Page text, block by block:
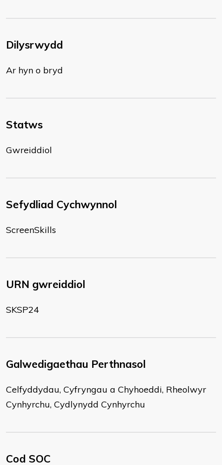
Dilysrwydd
Ar hyn o bryd
Statws
Gwreiddiol
Sefydliad Cychwynnol
ScreenSkills
URN gwreiddiol
SKSP24
Galwedigaethau Perthnasol
Celfyddydau, Cyfryngau a Chyhoeddi, Rheolwyr
Cynhyrchu, Cydlynydd Cynhyrchu
Cod SOC